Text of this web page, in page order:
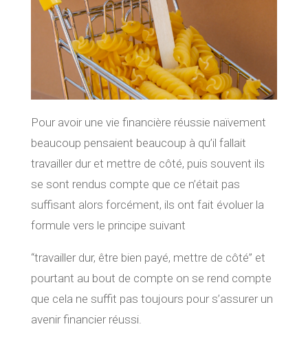
Pour avoir une vie financière réussie naïvement
beaucoup pensaient beaucoup à qu’il fallait
travailler dur et mettre de côté, puis souvent ils
se sont rendus compte que ce n’était pas
suffisant alors forcément, ils ont fait évoluer la
formule vers le principe suivant
“travailler dur, être bien payé, mettre de côté” et
pourtant au bout de compte on se rend compte
que cela ne suffit pas toujours pour s’assurer un
avenir financier réussi.